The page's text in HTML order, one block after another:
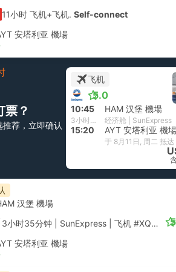
11小时 飞机+飞机. Self-connect
安塔利亚 機場
票？
推荐，立即确认
飞机
5.0
10:45 HAM 汉堡 機場
3小时35分钟 经济舱 | SunExpress
15:20 AYT 安塔利亚 機場
于 8月11日, 周二 抵达
汉堡 機場
3小时35分钟 | SunExpress 飞机 #XQ171 |
安塔利亚 機場